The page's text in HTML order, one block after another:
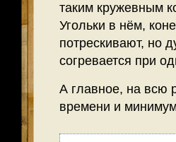
таким кружевным
Угольки в нём,
потрескивают, но
согревается при
А главное, на всю
времени и